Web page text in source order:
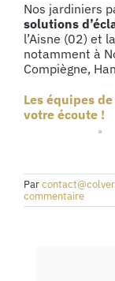
Nos jardiniers
solutions
l’Aisne (02) et
notamment à
Compiègne,
Les équipes
votre écoute !
Par
commentaire